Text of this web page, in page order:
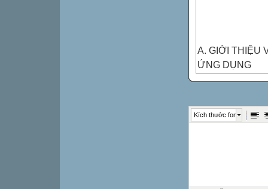
A. GIỚI THIỆU
ỨNG DỤNG

Kích thước font